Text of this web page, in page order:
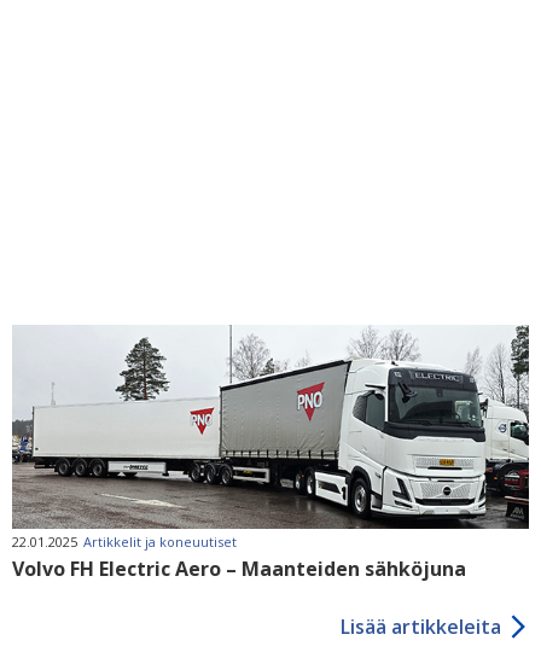
22.01.2025 Artikkelit ja koneuutiset
Volvo FH Electric Aero – Maanteiden sähköjuna
Lisää artikkeleita